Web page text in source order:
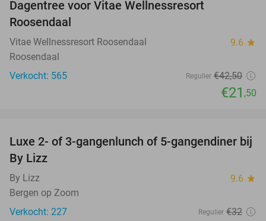
Dagentree voor Vitae Wellnessresort
Roosendaal
Vitae Wellnessresort Roosendaal 9.6 star
Roosendaal
Verkocht: 565
Regulier €42,50
€21 ,50
39%
Luxe 2- of 3-gangenlunch of 5-gangendiner bij
By Lizz
By Lizz 9.6 star
Bergen op Zoom
Verkocht: 227
Regulier €32